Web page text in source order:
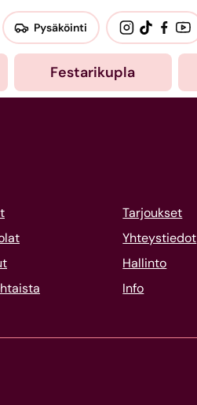
Festarikupla
Pysäköinti
Tarjoukset
Yhteystiedot
Hallinto
Info